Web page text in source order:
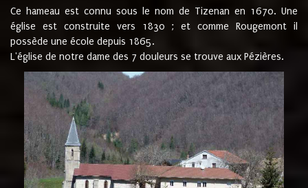
Ce hameau est connu sous le nom de Tizenan en 1670. Une
église est construite vers 1830 ; et comme Rougemont il
possède une école depuis 1865.
L'église de notre dame des 7 douleurs se trouve aux Pézières.